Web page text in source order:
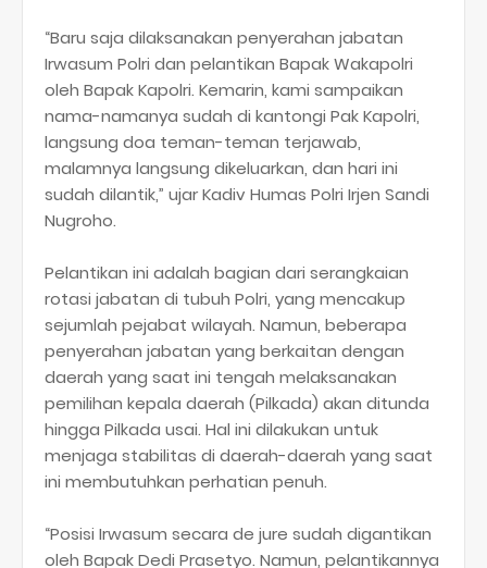
“Baru saja dilaksanakan penyerahan jabatan
Irwasum Polri dan pelantikan Bapak Wakapolri
oleh Bapak Kapolri. Kemarin, kami sampaikan
nama-namanya sudah di kantongi Pak Kapolri,
langsung doa teman-teman terjawab,
malamnya langsung dikeluarkan, dan hari ini
sudah dilantik,” ujar Kadiv Humas Polri Irjen Sandi
Nugroho.
Pelantikan ini adalah bagian dari serangkaian
rotasi jabatan di tubuh Polri, yang mencakup
sejumlah pejabat wilayah. Namun, beberapa
penyerahan jabatan yang berkaitan dengan
daerah yang saat ini tengah melaksanakan
pemilihan kepala daerah (Pilkada) akan ditunda
hingga Pilkada usai. Hal ini dilakukan untuk
menjaga stabilitas di daerah-daerah yang saat
ini membutuhkan perhatian penuh.
“Posisi Irwasum secara de jure sudah digantikan
oleh Bapak Dedi Prasetyo. Namun, pelantikannya